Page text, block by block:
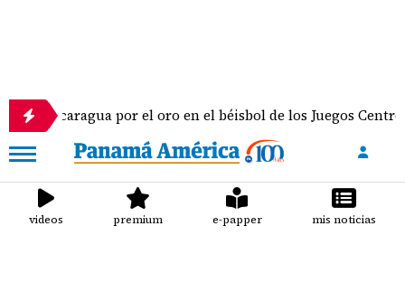
por el oro en el béisbol de los Juegos
videos premium e-papper mis noticias